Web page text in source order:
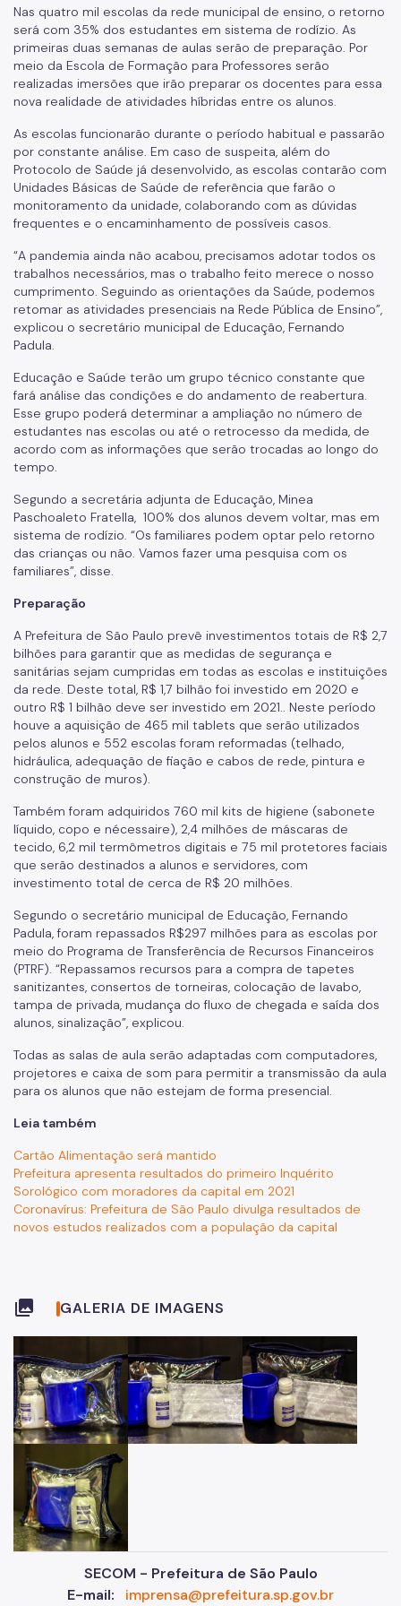
Nas quatro mil escolas da rede municipal de ensino, o retorno
será com 35% dos estudantes em sistema de rodízio. As
primeiras duas semanas de aulas serão de preparação. Por
meio da Escola de Formação para Professores serão
realizadas imersões que irão preparar os docentes para essa
nova realidade de atividades híbridas entre os alunos.
As escolas funcionarão durante o período habitual e passarão
por constante análise. Em caso de suspeita, além do
Protocolo de Saúde já desenvolvido, as escolas contarão com
Unidades Básicas de Saúde de referência que farão o
monitoramento da unidade, colaborando com as dúvidas
frequentes e o encaminhamento de possíveis casos.
“A pandemia ainda não acabou, precisamos adotar todos os
trabalhos necessários, mas o trabalho feito merece o nosso
cumprimento. Seguindo as orientações da Saúde, podemos
retomar as atividades presenciais na Rede Pública de Ensino”,
explicou o secretário municipal de Educação, Fernando
Padula.
Educação e Saúde terão um grupo técnico constante que
fará análise das condições e do andamento de reabertura.
Esse grupo poderá determinar a ampliação no número de
estudantes nas escolas ou até o retrocesso da medida, de
acordo com as informações que serão trocadas ao longo do
tempo.
Segundo a secretária adjunta de Educação, Minea
Paschoaleto Fratella, 100% dos alunos devem voltar, mas em
sistema de rodízio. “Os familiares podem optar pelo retorno
das crianças ou não. Vamos fazer uma pesquisa com os
familiares”, disse.
Preparação
A Prefeitura de São Paulo prevê investimentos totais de R$ 2,7
bilhões para garantir que as medidas de segurança e
sanitárias sejam cumpridas em todas as escolas e instituições
da rede. Deste total, R$ 1,7 bilhão foi investido em 2020 e
outro R$ 1 bilhão deve ser investido em 2021.. Neste período
houve a aquisição de 465 mil tablets que serão utilizados
pelos alunos e 552 escolas foram reformadas (telhado,
hidráulica, adequação de fiação e cabos de rede, pintura e
construção de muros).
Também foram adquiridos 760 mil kits de higiene (sabonete
líquido, copo e nécessaire), 2,4 milhões de máscaras de
tecido, 6,2 mil termômetros digitais e 75 mil protetores faciais
que serão destinados a alunos e servidores, com
investimento total de cerca de R$ 20 milhões.
Segundo o secretário municipal de Educação, Fernando
Padula, foram repassados R$297 milhões para as escolas por
meio do Programa de Transferência de Recursos Financeiros
(PTRF). “Repassamos recursos para a compra de tapetes
sanitizantes, consertos de torneiras, colocação de lavabo,
tampa de privada, mudança do fluxo de chegada e saída dos
alunos, sinalização”, explicou.
Todas as salas de aula serão adaptadas com computadores,
projetores e caixa de som para permitir a transmissão da aula
para os alunos que não estejam de forma presencial.
Leia também
Cartão Alimentação será mantido
Prefeitura apresenta resultados do primeiro Inquérito
Sorológico com moradores da capital em 2021
Coronavírus: Prefeitura de São Paulo divulga resultados de
novos estudos realizados com a população da capital
collections GALERIA DE IMAGENS
SECOM - Prefeitura de São Paulo
E-mail:
imprensa@prefeitura.sp.gov.br